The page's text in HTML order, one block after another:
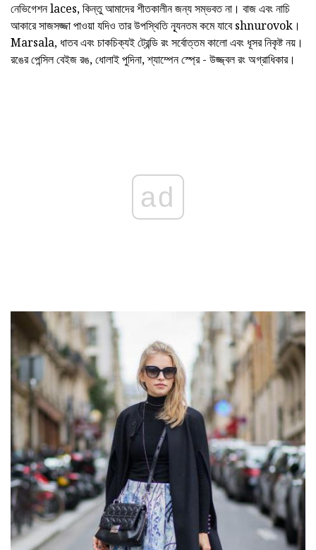
নেভিগেশন laces, কিন্তু আমাদের শীতকালীন জন্য সম্ভবত না। বাজ এবং নাচি
আকারে সাজসজ্জা পাওয়া যদিও তার উপস্থিতি ন্যূনতম কমে যাবে shnurovok।
Marsala, ধাতব এবং চাকচিক্যই ট্রেন্ডি রং সর্বোত্তম কালো এবং ধূসর নিকৃষ্ট নয়।
রঙের পেন্সিল বেইজ রঙ, ধোলাই পুদিনা, শ্যাম্পেন স্প্রে - উজ্জ্বল রং অগ্রাধিকার।
ad